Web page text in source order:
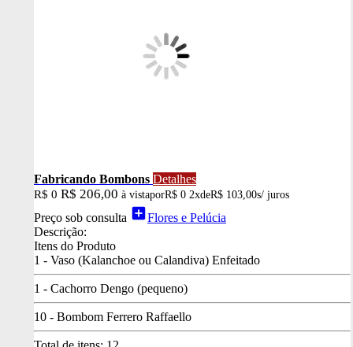
Fabricando Bombons Detalhes
R$ 0 R$ 206,00 à vistaporR$ 0 2xdeR$ 103,00s/ juros
Preço sob consulta add_boxFlores e Pelúcia
Descrição:
Itens do Produto
1 - Vaso (Kalanchoe ou Calandiva) Enfeitado
1 - Cachorro Dengo (pequeno)
10 - Bombom Ferrero Raffaello